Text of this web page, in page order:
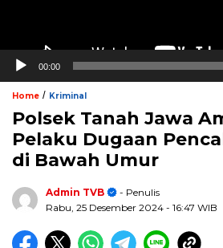
00:00
Home / Kriminal
Polsek Tanah Jawa
Pelaku Dugaan
di Bawah Umur
Admin TVB
- Penulis
Rabu, 25 Desember 2024 - 16:47 WIB